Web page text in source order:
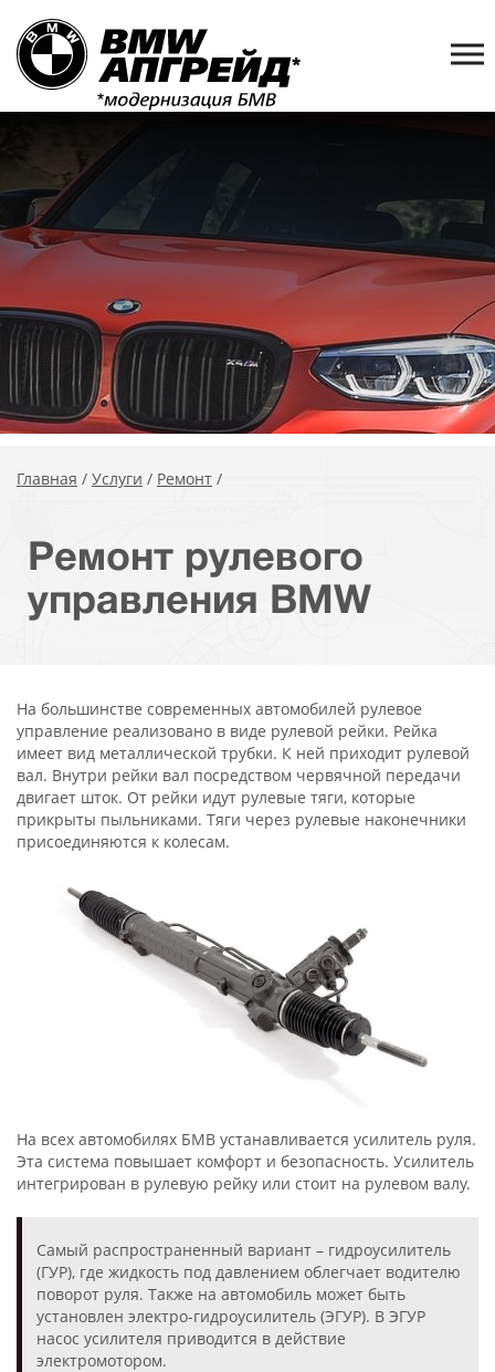
Главная / Услуги / Ремонт /
Ремонт рулевого
управления BMW
На большинстве современных автомобилей рулевое
управление реализовано в виде рулевой рейки. Рейка
имеет вид металлической трубки. К ней приходит рулевой
вал. Внутри рейки вал посредством червячной передачи
двигает шток. От рейки идут рулевые тяги, которые
прикрыты пыльниками. Тяги через рулевые наконечники
присоединяются к колесам.
На всех автомобилях БМВ устанавливается усилитель руля.
Эта система повышает комфорт и безопасность. Усилитель
интегрирован в рулевую рейку или стоит на рулевом валу.
Самый распространенный вариант – гидроусилитель
(ГУР), где жидкость под давлением облегчает водителю
поворот руля. Также на автомобиль может быть
установлен электро-гидроусилитель (ЭГУР). В ЭГУР
насос усилителя приводится в действие
электромотором.